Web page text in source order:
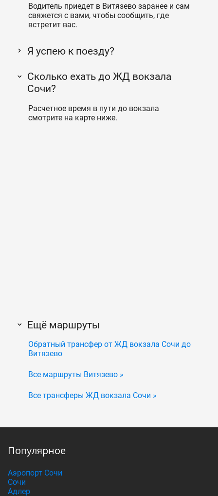
Водитель приедет в Витязево заранее и сам
свяжется с вами, чтобы сообщить, где
встретит вас.
Я успею к поезду?
Сколько ехать до ЖД вокзала
Сочи?
Расчетное время в пути до вокзала
смотрите на карте ниже.
Ещё маршруты
Обратный трансфер от ЖД вокзала Сочи до
Витязево
Все маршруты Витязево »
Все трансферы ЖД вокзала Сочи »
Популярное
Аэропорт Сочи
Сочи
Адлер